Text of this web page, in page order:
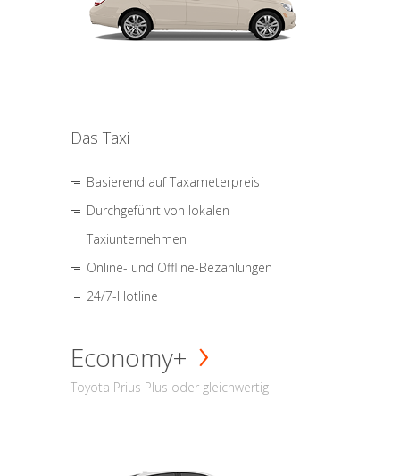
Das Taxi
Basierend auf Taxameterpreis
Durchgeführt von lokalen
Taxiunternehmen
Online- und Offline-Bezahlungen
24/7-Hotline
Economy+
Toyota Prius Plus oder gleichwertig